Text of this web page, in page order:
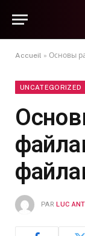
Accueil » Основы
UNCATEGORIZED
PAR LUC